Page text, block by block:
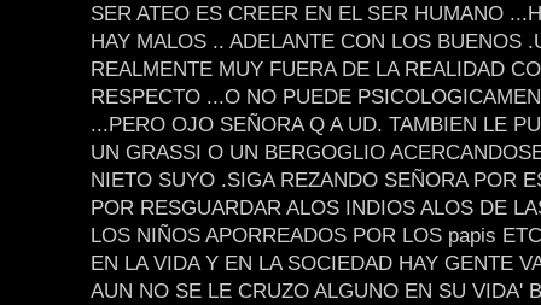
SER ATEO ES CREER EN EL SER HUMANO
HAY MALOS .. ADELANTE CON LOS BUENOS
REALMENTE MUY FUERA DE LA REALIDAD
RESPECTO ...O NO PUEDE
...PERO OJO SEÑORA Q A UD. TAMBIEN LE
UN GRASSI O UN BERGOGLIO
NIETO SUYO .SIGA REZANDO SEÑORA POR
POR RESGUARDAR ALOS INDIOS ALOS DE
LOS NIÑOS APORREADOS POR LOS papis
EN LA VIDA Y EN LA SOCIEDAD HAY GENTE
AUN NO SE LE CRUZO ALGUNO EN SU VIDA'